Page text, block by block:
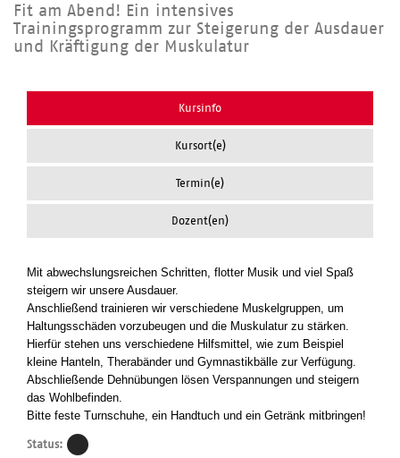
Fit am Abend! Ein intensives
Trainingsprogramm zur Steigerung der Ausdauer
und Kräftigung der Muskulatur
Kursinfo
Kursort(e)
Termin(e)
Dozent(en)
Mit abwechslungsreichen Schritten, flotter Musik und viel Spaß
steigern wir unsere Ausdauer.
Anschließend trainieren wir verschiedene Muskelgruppen, um
Haltungsschäden vorzubeugen und die Muskulatur zu stärken.
Hierfür stehen uns verschiedene Hilfsmittel, wie zum Beispiel
kleine Hanteln, Therabänder und Gymnastikbälle zur Verfügung.
Abschließende Dehnübungen lösen Verspannungen und steigern
das Wohlbefinden.
Bitte feste Turnschuhe, ein Handtuch und ein Getränk mitbringen!
Status: